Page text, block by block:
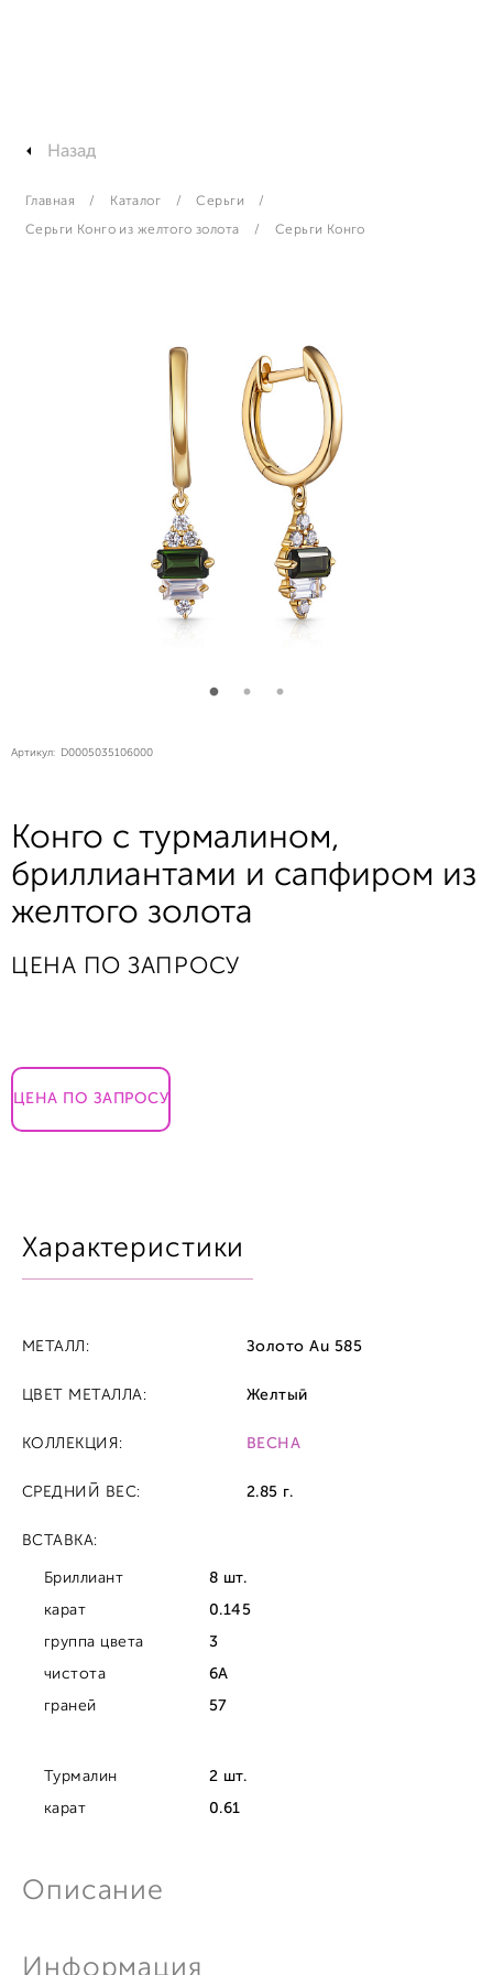
Назад
Главная Каталог Серьги
Серьги Конго из желтого золота Серьги Конго
Артикул: D0005035106000
Конго с турмалином,
бриллиантами и сапфиром из
желтого золота
ЦЕНА ПО ЗАПРОСУ
ЦЕНА ПО ЗАПРОСУ
Характеристики
Описание
Информация
МЕТАЛЛ: Золото Au 585
ЦВЕТ МЕТАЛЛА: Желтый
КОЛЛЕКЦИЯ: ВЕСНА
СРЕДНИЙ ВЕС: 2.85 г.
ВСТАВКА:
Бриллиант
8 шт.
карат
0.145
группа цвета
3
чистота
6A
граней
57
Турмалин
2 шт.
карат
0.61